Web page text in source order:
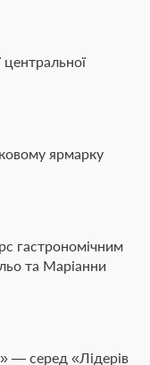
центральної
ярмарку
гастрономічним
та Маріанни
— серед «Лідерів